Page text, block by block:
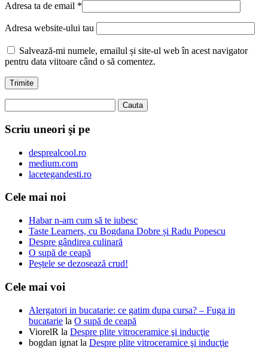
Adresa ta de email *
Adresa website-ului tau
Salvează-mi numele, emailul și site-ul web în acest navigator
pentru data viitoare când o să comentez.
Scriu uneori şi pe
desprealcool.ro
medium.com
lacetegandesti.ro
Cele mai noi
Habar n-am cum să te iubesc
Taste Learners, cu Bogdana Dobre și Radu Popescu
Despre gândirea culinară
O supă de ceapă
Peștele se dezosează crud!
Cele mai voi
Alergatori in bucatarie: ce gatim dupa cursa? – Fuga in
bucatarie la O supă de ceapă
ViorelR la Despre plite vitroceramice şi inducţie
bogdan ignat la Despre plite vitroceramice şi inducţie